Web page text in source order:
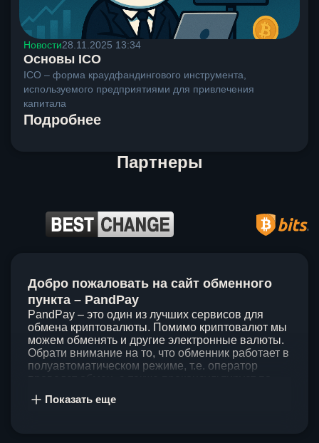
Новости28.11.2025 13:34
Основы ICO
ICO – форма краудфандингового инструмента,
используемого предприятиями для привлечения
капитала
Подробнее
Партнеры
Добро пожаловать на сайт обменного
пункта – PandPay
PandPay – это один из лучших сервисов для
обмена криптовалюты. Помимо криптовалют мы
можем обменять и другие электронные валюты.
Обрати внимание на то, что обменник работает в
полуавтоматическом режиме, т.е. оператор
клиентов, поэтому стараемся проводить обмены
Показать еще